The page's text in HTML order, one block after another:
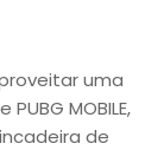
uma
MOBILE,
de